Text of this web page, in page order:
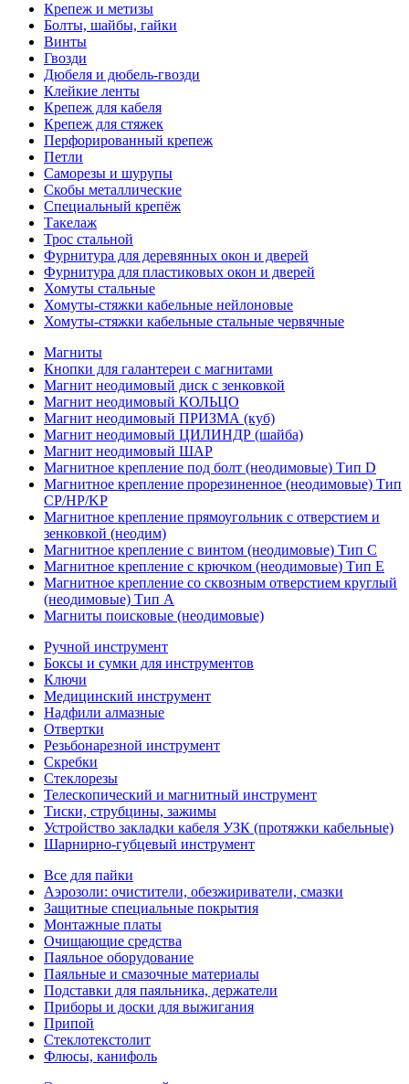
Крепеж и метизы
Болты, шайбы, гайки
Винты
Гвозди
Дюбеля и дюбель-гвозди
Клейкие ленты
Крепеж для кабеля
Крепеж для стяжек
Перфорированный крепеж
Петли
Саморезы и шурупы
Скобы металлические
Специальный крепёж
Такелаж
Трос стальной
Фурнитура для деревянных окон и дверей
Фурнитура для пластиковых окон и дверей
Хомуты стальные
Хомуты-стяжки кабельные нейлоновые
Хомуты-стяжки кабельные стальные червячные
Магниты
Кнопки для галантереи с магнитами
Магнит неодимовый диск с зенковкой
Магнит неодимовый КОЛЬЦО
Магнит неодимовый ПРИЗМА (куб)
Магнит неодимовый ЦИЛИНДР (шайба)
Магнит неодимовый ШАР
Магнитное крепление под болт (неодимовые) Тип D
Магнитное крепление прорезиненное (неодимовые) Тип
CP/HP/KP
Магнитное крепление прямоугольник с отверстием и
зенковкой (неодим)
Магнитное крепление с винтом (неодимовые) Тип С
Магнитное крепление с крючком (неодимовые) Тип Е
Магнитное крепление со сквозным отверстием круглый
(неодимовые) Тип А
Магниты поисковые (неодимовые)
Ручной инструмент
Боксы и сумки для инструментов
Ключи
Медицинский инструмент
Надфили алмазные
Отвертки
Резьбонарезной инструмент
Скребки
Стеклорезы
Телескопический и магнитный инструмент
Тиски, струбцины, зажимы
Устройство закладки кабеля УЗК (протяжки кабельные)
Шарнирно-губцевый инструмент
Все для пайки
Аэрозоли: очистители, обезжириватели, смазки
Защитные специальные покрытия
Монтажные платы
Очищающие средства
Паяльное оборудование
Паяльные и смазочные материалы
Подставки для паяльника, держатели
Приборы и доски для выжигания
Припой
Стеклотекстолит
Флюсы, канифоль